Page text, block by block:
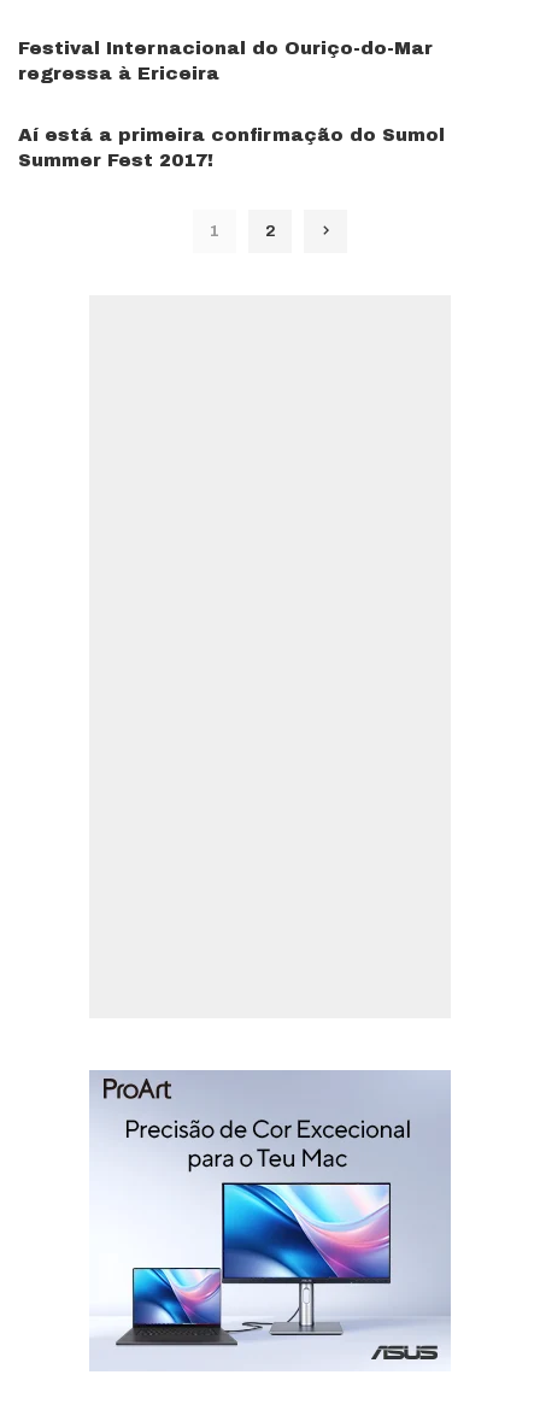
Festival Internacional do Ouriço-do-Mar
regressa à Ericeira
Aí está a primeira confirmação do Sumol
Summer Fest 2017!
1 2